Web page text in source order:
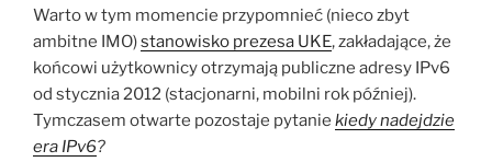
Warto w tym momencie przypomnieć (nieco zbyt
ambitne IMO)stanowisko prezesa UKE, zakładające, że
końcowi użytkownicy otrzymają publiczne adresy IPv6
od stycznia 2012 (stacjonarni, mobilni rok później).
Tymczasem otwarte pozostaje pytanie kiedy nadejdzie
era IPv6?